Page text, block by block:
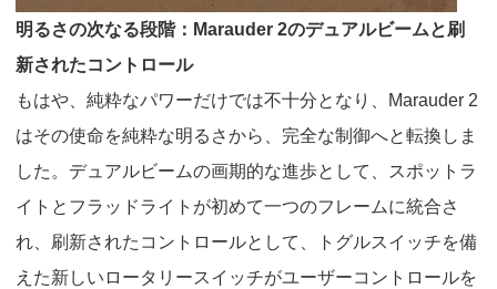
明るさの次なる段階： Marauder 2のデュアルビームと刷
新されたコントロール
もはや、純粋なパワーだけでは不十分となり、 Marauder 2
はその使命を純粋な明るさから、完全な制御へと転換しま
した。デュアルビームの画期的な進歩として、スポットラ
イトとフラッドライトが初めて一つのフレームに統合さ
れ、刷新されたコントロールとして、トグルスイッチを備
えた新しいロータリースイッチがユーザーコントロールを